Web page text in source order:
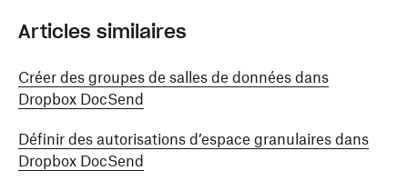
Articles similaires
Créer des groupes de salles de données dans
Dropbox DocSend
Définir des autorisations d’espace granulaires dans
Dropbox DocSend